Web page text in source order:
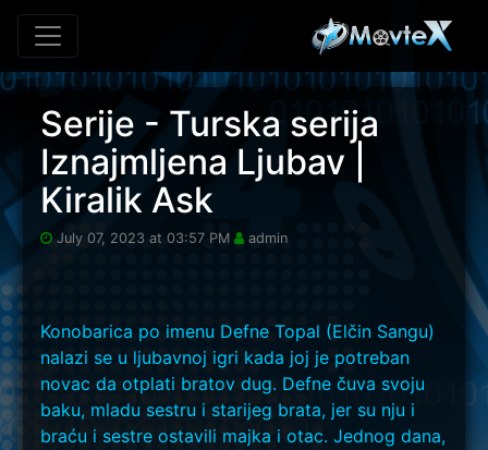
Skip to main content
Serije - Turska serija
Iznajmljena Ljubav |
Kiralik Ask
July 07, 2023 at 03:57 PM admin
Konobarica po imenu Defne Topal (Elčin Sangu)
nalazi se u ljubavnoj igri kada joj je potreban
novac da otplati bratov dug. Defne čuva svoju
baku, mladu sestru i starijeg brata, jer su nju i
braću i sestre ostavili majka i otac. Jednog dana,